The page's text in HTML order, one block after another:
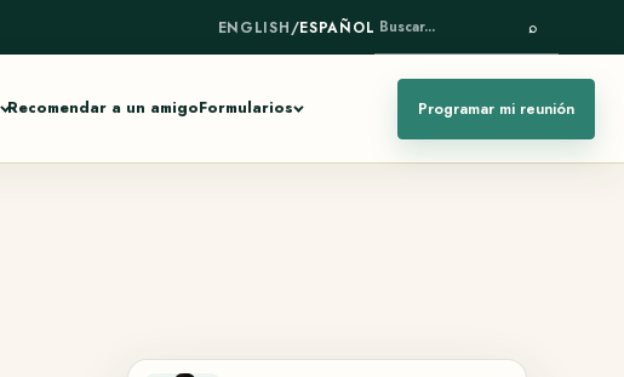
ENGLISH/ESPAÑOL BUSCAR... ⌕
Recomendar a un amigoFormularios Programar mi reunión